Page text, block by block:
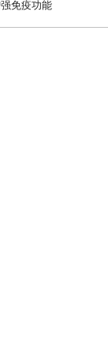
免疫功能